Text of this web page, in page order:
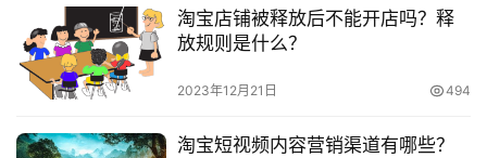
各位淘宝商家们，如果您在开店的过程当中有一个
步骤是需要缴纳保证金的话，那么你就必须要去缴纳保证金
哦，这个步骤是无法省略的，如果不去缴纳的话到时候一些
淘宝店铺被释放后不能开店吗？释
放规则是什么？
2023年12月21日 494
淘宝短视频内容营销渠道有哪些？